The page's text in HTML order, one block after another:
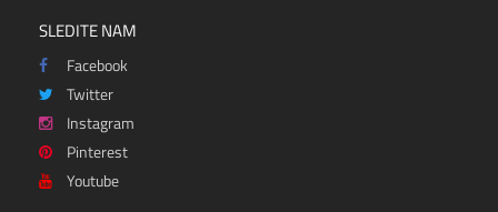
SLEDITE NAM
Facebook
Twitter
Instagram
Pinterest
Youtube